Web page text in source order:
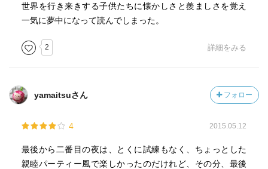
たり、
物理室がねずみの台所になっていたり、
り、
スポーツ音痴な仄田くんが
その夜の世界では
何度も練習したがダメだった自転車を補助輪ナシで乗りこ
なせたり、
世界を行き来きする子供たちに懐かしさと羨ましさを覚え
一気に夢中になって読んでしまった。
2 詳細をみる
yamaitsuさん フォロー
4 2015.05.12
最後から二番目の夜は、とくに試練もなく、ちょっとした
親睦パーティー風で楽しかったのだけれど、その分、最後